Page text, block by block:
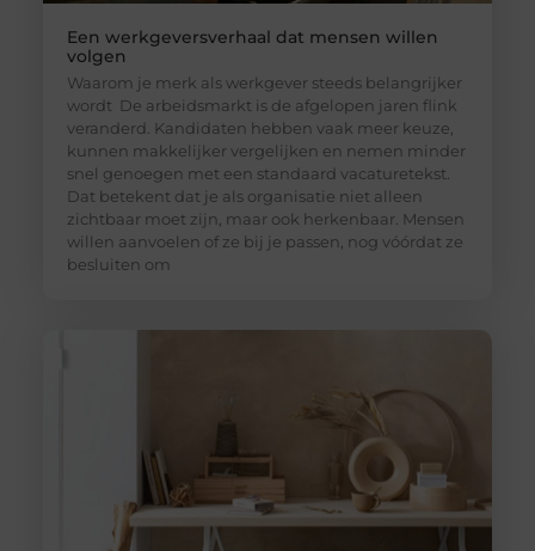
Een werkgeversverhaal dat mensen willen
volgen
Waarom je merk als werkgever steeds belangrijker
wordt De arbeidsmarkt is de afgelopen jaren flink
veranderd. Kandidaten hebben vaak meer keuze,
kunnen makkelijker vergelijken en nemen minder
snel genoegen met een standaard vacaturetekst.
Dat betekent dat je als organisatie niet alleen
zichtbaar moet zijn, maar ook herkenbaar. Mensen
willen aanvoelen of ze bij je passen, nog vóórdat ze
besluiten om